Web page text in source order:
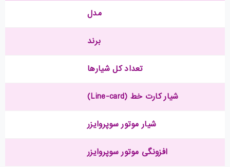
مدل
برند
تعداد کل شیارها
شیار کارت خط (Line-card)
شیار موتور سوپروایزر
افزونگی موتور سوپروایزر